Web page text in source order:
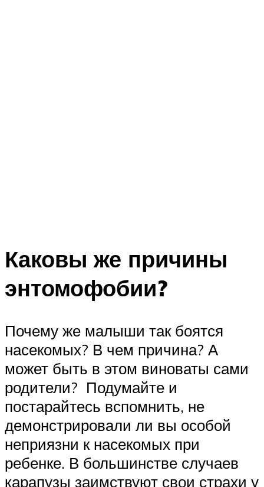
Каковы же причины
энтомофобии?
Почему же малыши так боятся
насекомых? В чем причина? А
может быть в этом виноваты сами
родители? Подумайте и
постарайтесь вспомнить, не
демонстрировали ли вы особой
неприязни к насекомых при
ребенке. В большинстве случаев
карапузы заимствуют свои страхи у